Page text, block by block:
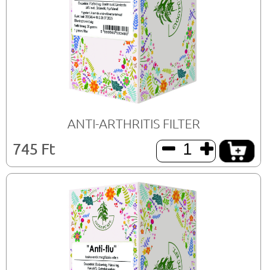
ANTI-ARTHRITIS FILTER
745 Ft  